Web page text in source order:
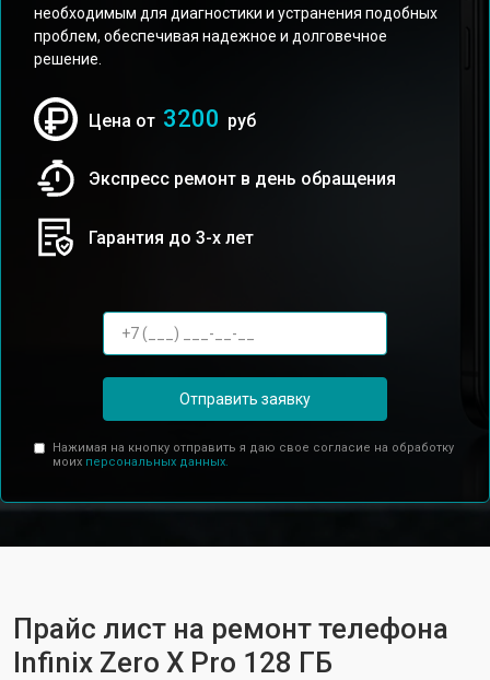
необходимым для диагностики и устранения подобных
проблем, обеспечивая надежное и долговечное
решение.
Цена от 3200 руб
Экспресс ремонт в день обращения
Гарантия до 3-х лет
Отправить заявку
Нажимая на кнопку отправить я даю свое согласие на обработку
моих персональных данных.
Прайс лист на ремонт телефона
Infinix Zero X Pro 128 ГБ